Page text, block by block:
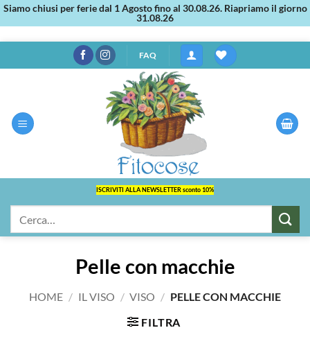
Siamo chiusi per ferie dal 1 Agosto fino al 30.08.26. Riapriamo il giorno
31.08.26
ai
FAQ
ISCRIVITI ALLA NEWSLETTER sconto 10%
Pelle con macchie
HOME / IL VISO / VISO / PELLE CON MACCHIE
FILTRA